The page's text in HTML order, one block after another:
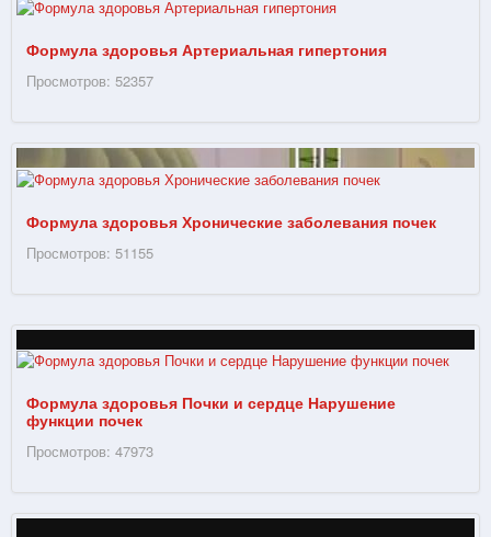
Формула здоровья Артериальная гипертония
Просмотров: 52357
Формула здоровья Хронические заболевания почек
Просмотров: 51155
Формула здоровья Почки и сердце Нарушение
функции почек
Просмотров: 47973